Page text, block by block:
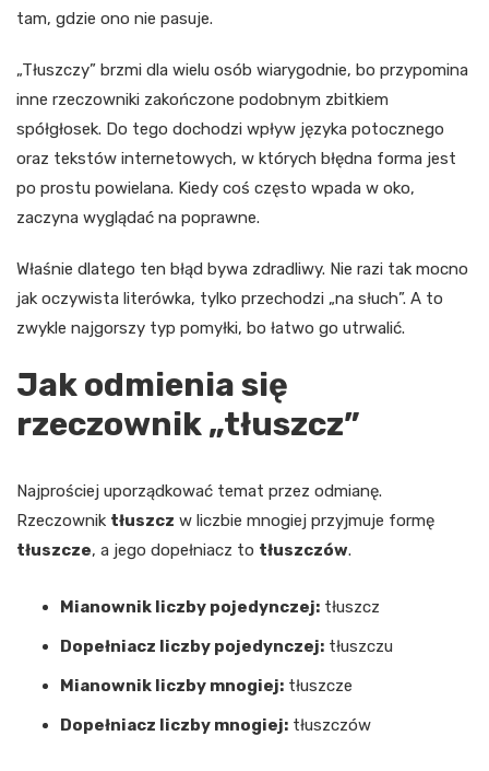
tam, gdzie ono nie pasuje.
„Tłuszczy” brzmi dla wielu osób wiarygodnie, bo przypomina
inne rzeczowniki zakończone podobnym zbitkiem
spółgłosek. Do tego dochodzi wpływ języka potocznego
oraz tekstów internetowych, w których błędna forma jest
po prostu powielana. Kiedy coś często wpada w oko,
zaczyna wyglądać na poprawne.
Właśnie dlatego ten błąd bywa zdradliwy. Nie razi tak mocno
jak oczywista literówka, tylko przechodzi „na słuch”. A to
zwykle najgorszy typ pomyłki, bo łatwo go utrwalić.
Jak odmienia się
rzeczownik „tłuszcz”
Najprościej uporządkować temat przez odmianę.
Rzeczownik tłuszcz w liczbie mnogiej przyjmuje formę
tłuszcze, a jego dopełniacz to tłuszczów.
Mianownik liczby pojedynczej: tłuszcz
Dopełniacz liczby pojedynczej: tłuszczu
Mianownik liczby mnogiej: tłuszcze
Dopełniacz liczby mnogiej: tłuszczów